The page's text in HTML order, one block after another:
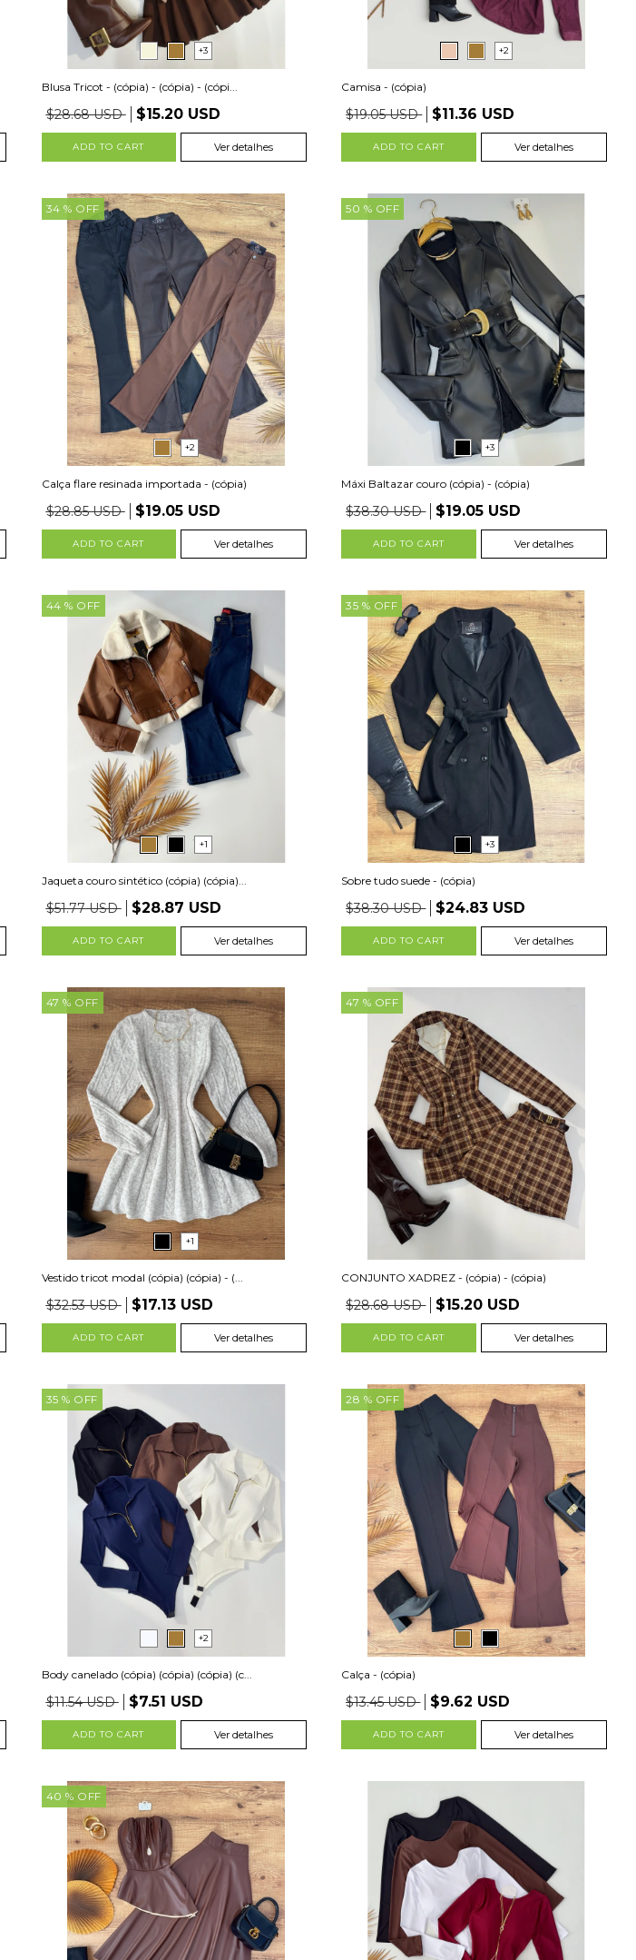
+3
Blusa Tricot - (cópia) - (cópia) - (cópi...
$28.68 USD $15.20 USD
ADD TO CART Ver detalhes
+2
Camisa - (cópia)
$19.05 USD $11.36 USD
ADD TO CART Ver detalhes
34 % OFF
+2
Calça flare resinada importada - (cópia)
$28.85 USD $19.05 USD
ADD TO CART Ver detalhes
50 % OFF
+3
Máxi Baltazar couro (cópia) - (cópia)
$38.30 USD $19.05 USD
ADD TO CART Ver detalhes
44 % OFF
+1
Jaqueta couro sintético (cópia) (cópia)...
$51.77 USD $28.87 USD
ADD TO CART Ver detalhes
35 % OFF
+3
Sobre tudo suede - (cópia)
$38.30 USD $24.83 USD
ADD TO CART Ver detalhes
47 % OFF
+1
Vestido tricot modal (cópia) (cópia) - (...
$32.53 USD $17.13 USD
ADD TO CART Ver detalhes
47 % OFF
CONJUNTO XADREZ - (cópia) - (cópia)
$28.68 USD $15.20 USD
ADD TO CART Ver detalhes
35 % OFF
+2
Body canelado (cópia) (cópia) (cópia) (c...
$11.54 USD $7.51 USD
ADD TO CART Ver detalhes
28 % OFF
Calça - (cópia)
$13.45 USD $9.62 USD
ADD TO CART Ver detalhes
40 % OFF